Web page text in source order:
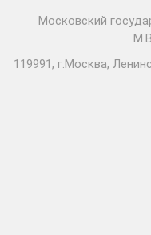
Московский
119991, г.Москва,